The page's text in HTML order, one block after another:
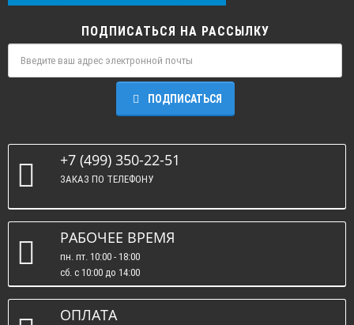
ПОДПИСАТЬСЯ НА РАССЫЛКУ
ПОДПИСАТЬСЯ
+7 (499) 350-22-51
ЗАКАЗ ПО ТЕЛЕФОНУ
РАБОЧЕЕ ВРЕМЯ
пн. пт. 10:00 - 18:00
сб. c 10:00 до 14:00
вс. : выходные.
ОПЛАТА